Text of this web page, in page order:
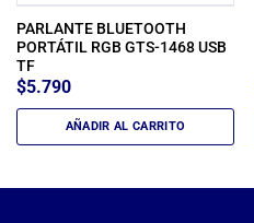
PARLANTE BLUETOOTH
PORTÁTIL RGB GTS-1468 USB
TF
$5.790
AÑADIR AL CARRITO